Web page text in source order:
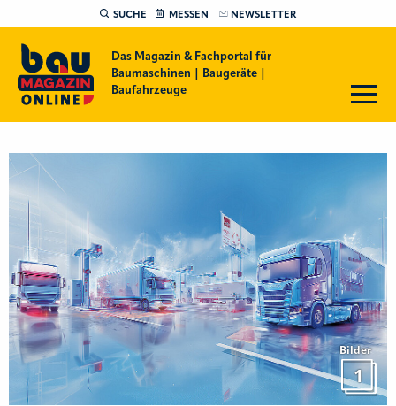
SUCHE MESSEN NEWSLETTER
Das Magazin & Fachportal für
Baumaschinen | Baugeräte |
Baufahrzeuge
Bilder
1